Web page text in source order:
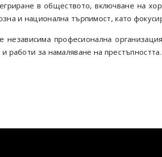
в обществото, включване на
и национална търпимост, като
енезависима професионална
работи за намаляване на престъпността.